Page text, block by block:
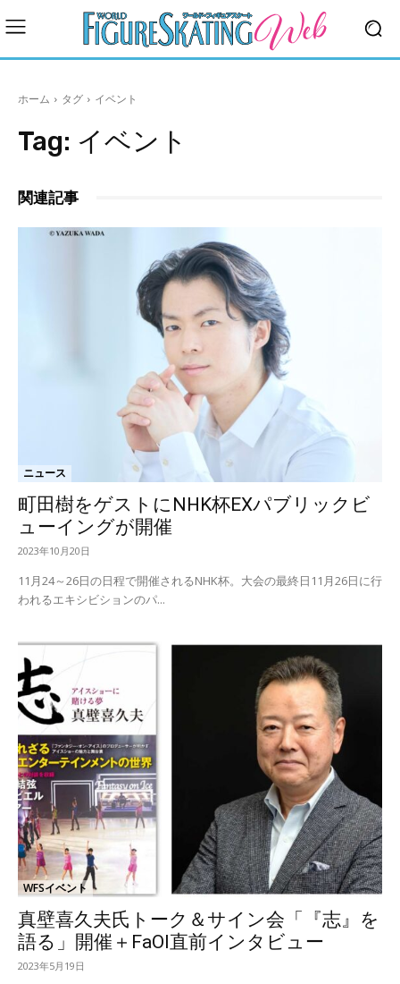
ホーム タグ イベント
Tag: イベント
関連記事
ニュース
町田樹をゲストにNHK杯EXパブリックビ
ューイングが開催
2023年10月20日
11月24～26日の日程で開催されるNHK杯。大会の最終日11月26日に行
われるエキシビションのパ...
WFSイベント
真壁喜久夫氏トーク＆サイン会「『志』を
語る」開催＋FaOI直前インタビュー
2023年5月19日